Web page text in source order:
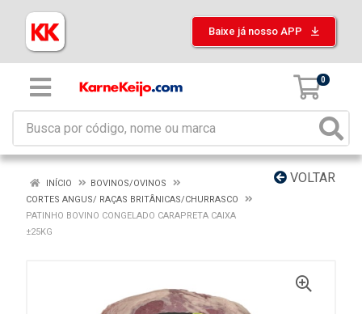
Baixe já nosso APP
0
VOLTAR
INÍCIO
BOVINOS/OVINOS
CORTES ANGUS/ RAÇAS BRITÂNICAS/CHURRASCO
PATINHO BOVINO CONGELADO CARAPRETA CAIXA
±25KG